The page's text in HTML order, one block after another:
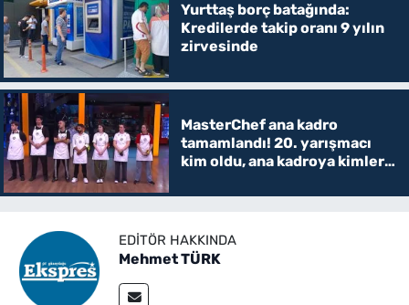
Yurttaş borç batağında:
Kredilerde takip oranı 9 yılın
zirvesinde
MasterChef ana kadro
tamamlandı! 20. yarışmacı
kim oldu, ana kadroya kimler
EDITÖR HAKKINDA
Mehmet TÜRK